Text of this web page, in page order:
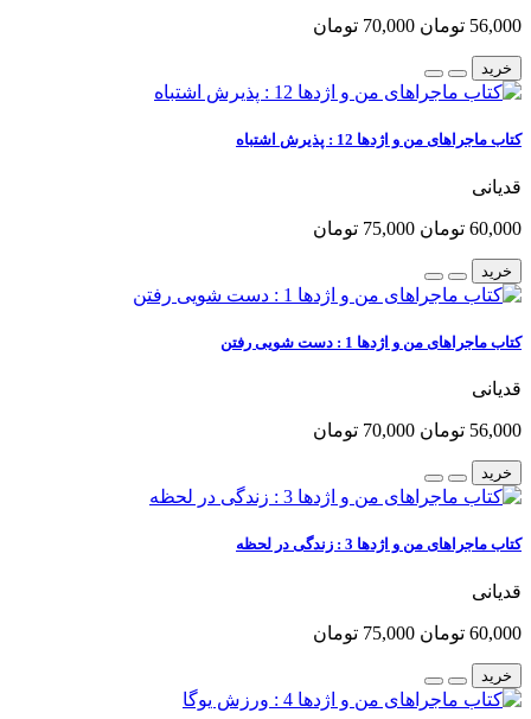
56,000 تومان 70,000 تومان
خرید
کتاب ماجراهای من و اژدها 12 : پذیرش اشتباه
قدیانی
60,000 تومان 75,000 تومان
خرید
کتاب ماجراهای من و اژدها 1 : دست شویی رفتن
قدیانی
56,000 تومان 70,000 تومان
خرید
کتاب ماجراهای من و اژدها 3 : زندگی در لحظه
قدیانی
60,000 تومان 75,000 تومان
خرید